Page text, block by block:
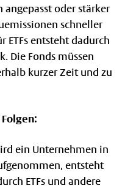
angepasst oder stärker
schneller
ETFs entsteht dadurch
Die Fonds müssen
kurzer Zeit und zu
ein Unternehmen in
entsteht
ETFs und andere